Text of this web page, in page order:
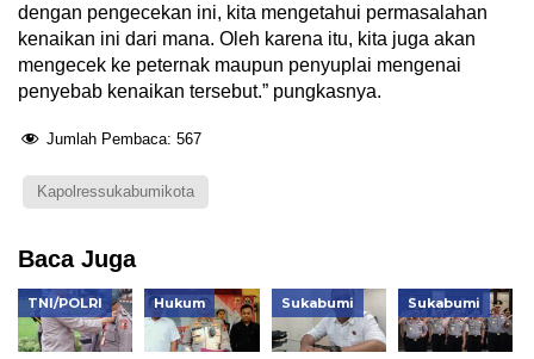
dengan pengecekan ini, kita mengetahui permasalahan
kenaikan ini dari mana. Oleh karena itu, kita juga akan
mengecek ke peternak maupun penyuplai mengenai
penyebab kenaikan tersebut.” pungkasnya.
Jumlah Pembaca: 567
Kapolressukabumikota
Baca Juga
TNI/POLRI Hukum Sukabumi Sukabumi